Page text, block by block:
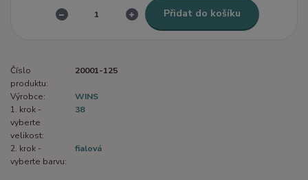
Přidat do košíku
Číslo
produktu:
20001-125
Výrobce:
WINS
1. krok -
vyberte
velikost:
38
2. krok -
vyberte barvu:
fialová